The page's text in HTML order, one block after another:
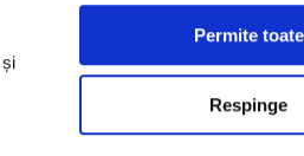
Permite toate
Respinge
ne pe facebook pentru a fi la curent cu
promoţiile PrintreCarti.ro